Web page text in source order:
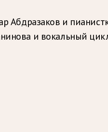
Абдразаков и
и вокальный